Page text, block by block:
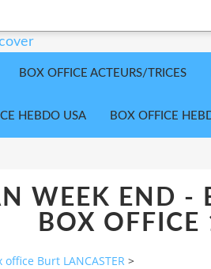
BOX OFFICE ACTEURS/TRICES
HEBDO USA BOX OFFICE
WEEK END -
BOX OFFICE
office Burt LANCASTER >